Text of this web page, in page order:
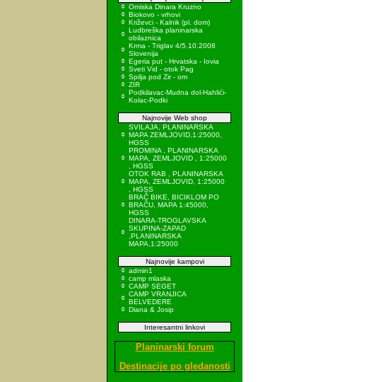
Omiska Dinara Kruzno
Biokovo - vrhovi
Križevci - Kalnik (pl. dom)
Ludbreška planinarska
obilaznica
Krma - Triglav 4/5.10.2008
Slovenija
Egeria put - Hrvatska - Iovia
Sveti Vid - otok Pag
Spilja pod Zir - om
ZIR
Podkilavac-Mudna dol-Hahlići-
Kolac-Podki
Najnovije Web shop
SVILAJA, PLANINARSKA
MAPA ZEMLJOVID,1:25000,
HGSS
PROMINA , PLANINARSKA
MAPA, ZEMLJOVID , 1:25000
, HGSS
OTOK RAB , PLANINARSKA
MAPA, ZEMLJOVID, 1:25000
, HGSS
BRAČ BIKE, BICIKLOM PO
BRAČU, MAPA 1:45000,
HGSS
DINARA-TROGLAVSKA
SKUPINA-ZAPAD
,PLANINARSKA
MAPA,1:25000
Najnovije kampovi
admin1
camp mlaska
CAMP SEGET
CAMP VRANJICA
BELVEDERE
Diana & Josip
Interesantni linkovi
Planinarski forum
Destinacije po gledanosti